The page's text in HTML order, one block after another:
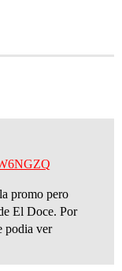
promo pero
El Doce. Por
podia ver